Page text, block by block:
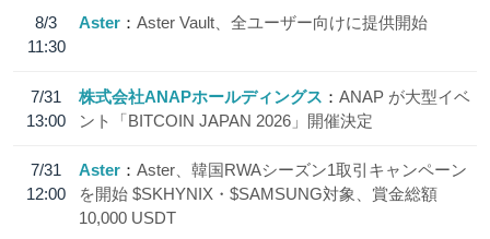
8/3
11:30
Aster Aster Vault、全ユーザー向けに提供開始
7/31
13:00
株式会社ANAPホールディングス
ANAP が大型イベ
ント「BITCOIN JAPAN 2026」開催決定
7/31
12:00
Aster
Aster、韓国RWAシーズン1取引キャンペーン
を開始 $SKHYNIX・$SAMSUNG対象、賞金総額
10,000 USDT